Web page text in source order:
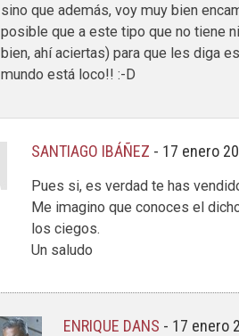
sino que además, voy muy bien
posible que a este tipo que no tiene
bien, ahí aciertas) para que les diga
mundo está loco!! :-D
SANTIAGO IBÁÑEZ - 17 enero
Pues si, es verdad te has
Me imagino que conoces el
los ciegos.
Un saludo
ENRIQUE DANS - 17 enero